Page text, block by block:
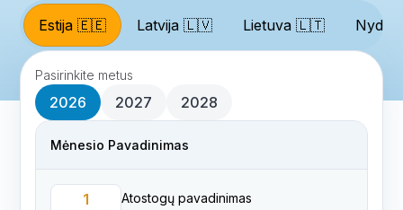
Estija 🇪🇪 Latvija 🇱🇻 Lietuva 🇱🇹
Pasirinkite metus
2026 2027 2028
Mėnesio Pavadinimas
1 Atostogų pavadinimas